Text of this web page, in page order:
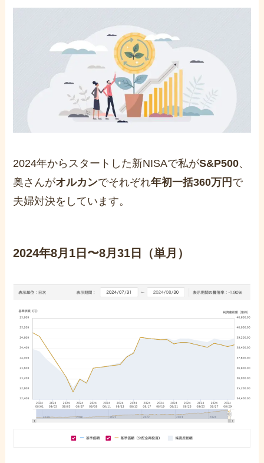
2024年からスタートした新NISAで私がS&P500、
奥さんがオルカンでそれぞれ年初一括360万円 で
夫婦対決をしています。
2024年8月1日〜8月31日（単月）